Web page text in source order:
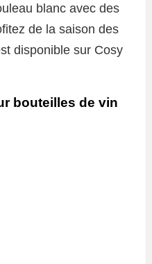
blanc avec des
de la saison des
disponible sur Cosy
bouteilles de vin